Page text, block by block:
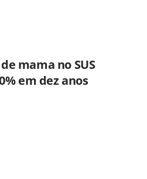
mama no SUS
em dez anos